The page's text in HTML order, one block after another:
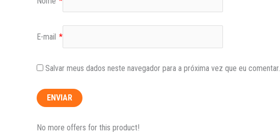
E-mail *
Salvar meus dados neste navegador para a próxima vez que eu comentar.
No more offers for this product!